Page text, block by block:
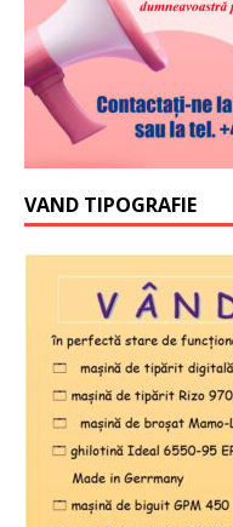
VAND TIPOGRAFIE